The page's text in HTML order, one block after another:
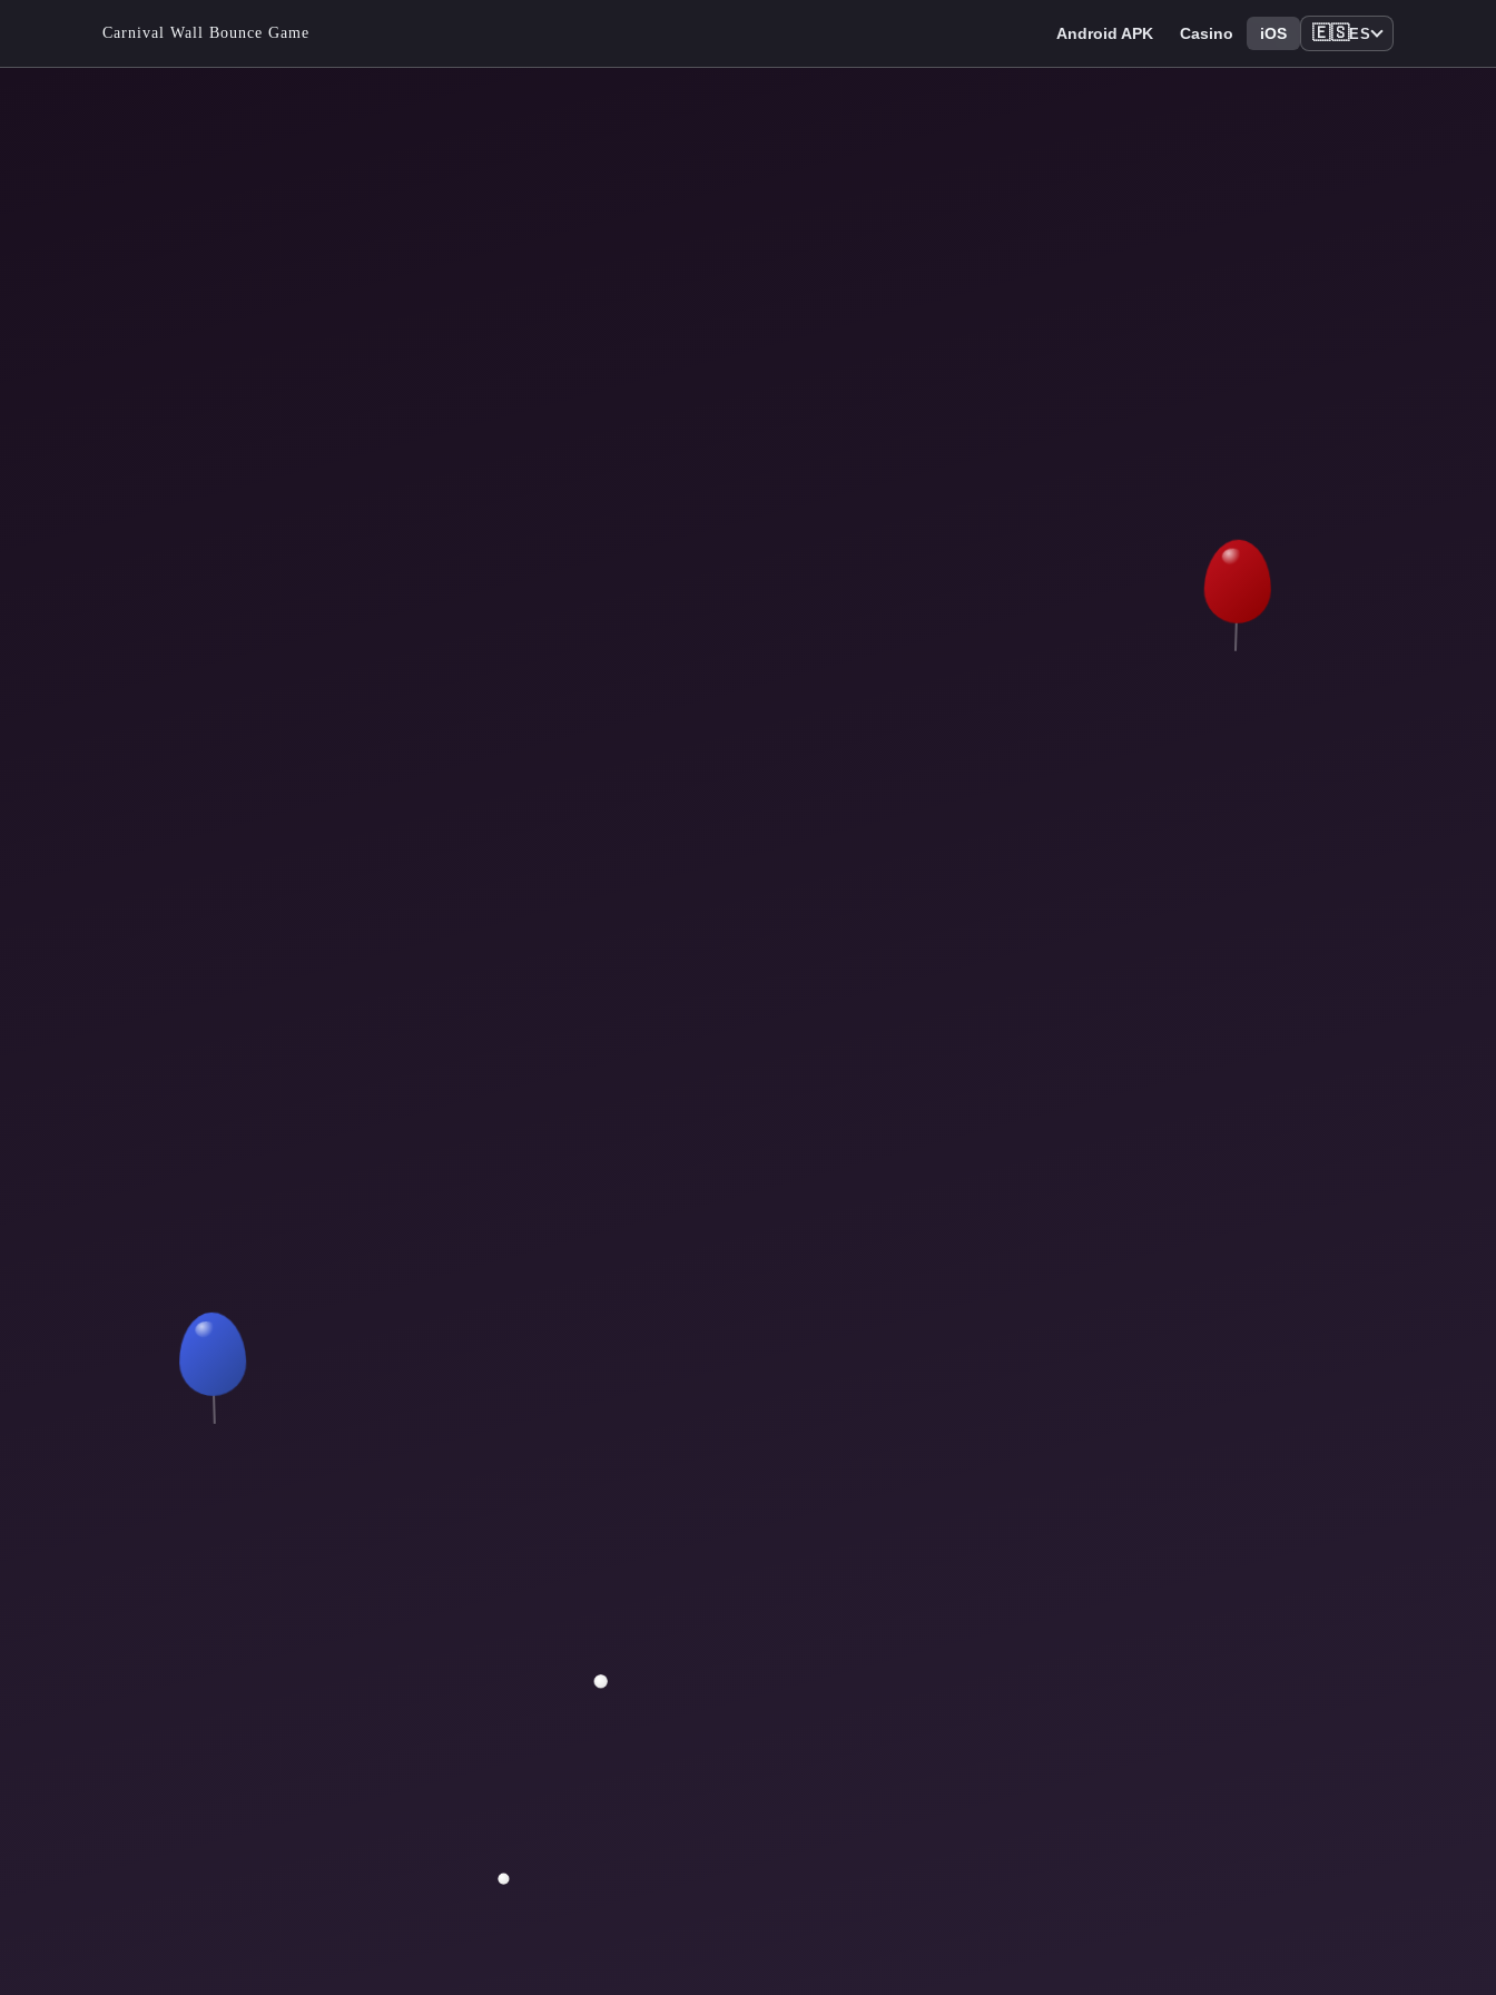
Carnival Wall Bounce Game Android APK Casino iOS 🇪🇸ES